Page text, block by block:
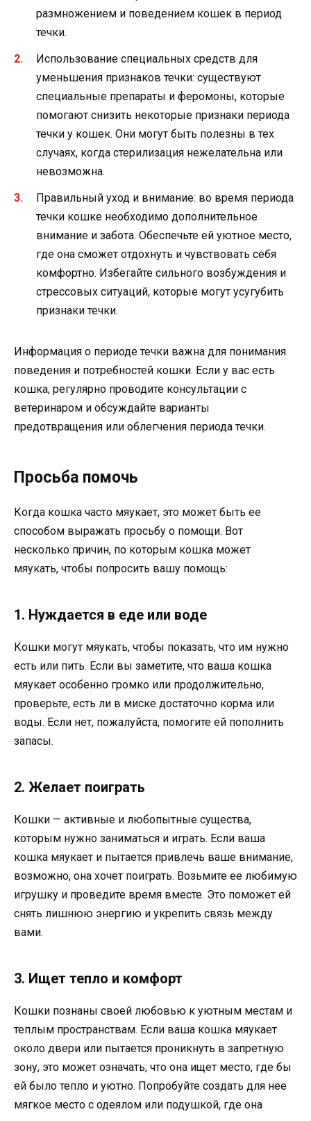
размножением и поведением кошек в период
течки.
Использование специальных средств для
уменьшения признаков течки: существуют
специальные препараты и феромоны, которые
помогают снизить некоторые признаки периода
течки у кошек. Они могут быть полезны в тех
случаях, когда стерилизация нежелательна или
невозможна.
Правильный уход и внимание: во время периода
течки кошке необходимо дополнительное
внимание и забота. Обеспечьте ей уютное место,
где она сможет отдохнуть и чувствовать себя
комфортно. Избегайте сильного возбуждения и
стрессовых ситуаций, которые могут усугубить
признаки течки.
Информация о периоде течки важна для понимания
поведения и потребностей кошки. Если у вас есть
кошка, регулярно проводите консультации с
ветеринаром и обсуждайте варианты
предотвращения или облегчения периода течки.
Просьба помочь
Когда кошка часто мяукает, это может быть ее
способом выражать просьбу о помощи. Вот
несколько причин, по которым кошка может
мяукать, чтобы попросить вашу помощь:
1. Нуждается в еде или воде
Кошки могут мяукать, чтобы показать, что им нужно
есть или пить. Если вы заметите, что ваша кошка
мяукает особенно громко или продолжительно,
проверьте, есть ли в миске достаточно корма или
воды. Если нет, пожалуйста, помогите ей пополнить
запасы.
2. Желает поиграть
Кошки — активные и любопытные существа,
которым нужно заниматься и играть. Если ваша
кошка мяукает и пытается привлечь ваше внимание,
возможно, она хочет поиграть. Возьмите ее любимую
игрушку и проведите время вместе. Это поможет ей
снять лишнюю энергию и укрепить связь между
вами.
3. Ищет тепло и комфорт
Кошки познаны своей любовью к уютным местам и
теплым пространствам. Если ваша кошка мяукает
около двери или пытается проникнуть в запретную
зону, это может означать, что она ищет место, где бы
ей было тепло и уютно. Попробуйте создать для нее
мягкое место с одеялом или подушкой, где она